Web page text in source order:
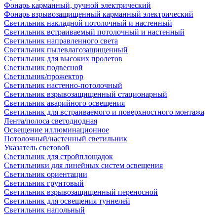
Фонарь карманный, ручной электрический
Фонарь взрывозащищенный карманный электрический
Светильник накладной потолочный и настенный
Светильник встраиваемый потолочный и настенный
Светильник направленного света
Светильник пылевлагозащищенный
Светильник для высоких пролетов
Светильник подвесной
Светильник/прожектор
Светильник настенно-потолочный
Светильник взрывозащищенный стационарный
Светильник аварийного освещения
Светильник для встраиваемого и поверхностного монтажа
Лента/полоса светодиодная
Освещение иллюминационное
Потолочный/настенный светильник
Указатель световой
Светильник для стройплощадок
Светильники для линейных систем освещения
Светильник ориентации
Светильник грунтовый
Светильник взрывозащищенный переносной
Светильник для освещения туннелей
Светильник напольный